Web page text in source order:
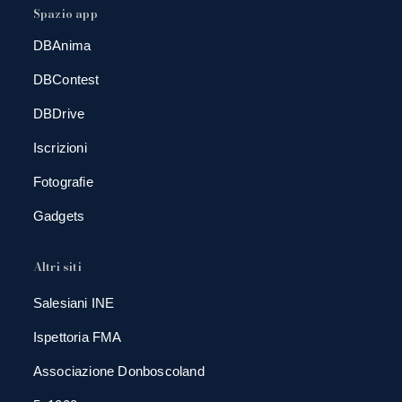
Spazio app
DBAnima
DBContest
DBDrive
Iscrizioni
Fotografie
Gadgets
Altri siti
Salesiani INE
Ispettoria FMA
Associazione Donboscoland